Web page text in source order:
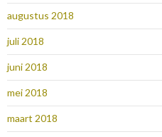
augustus 2018
juli 2018
juni 2018
mei 2018
maart 2018